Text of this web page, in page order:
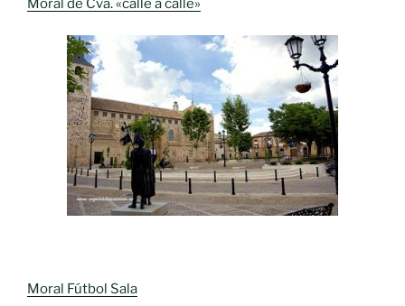
Moral de Cva. «calle a calle»
Moral Fútbol Sala